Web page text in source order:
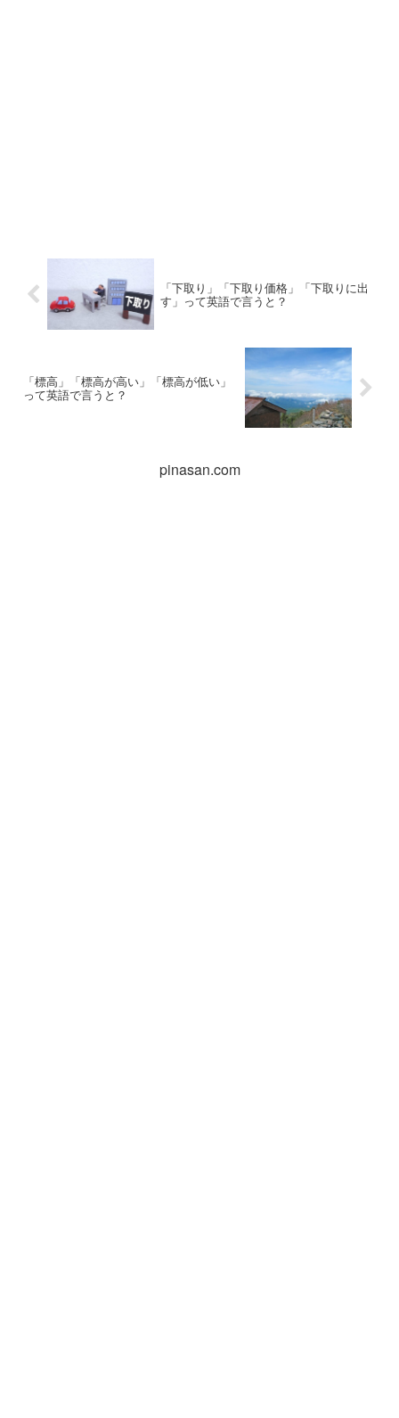
「下取り」「下取り価格」「下取りに出
す」って英語で言うと？
「標高」「標高が高い」「標高が低い」
って英語で言うと？
pinasan.com